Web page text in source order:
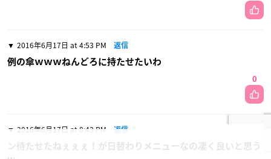
2016年6月17日 at 4:53 PM 返信
例の傘ｗｗｗねんどろに持たせたいわ
0
2016年6月17日 at 8:43 PM 返信
ン待たせたねぇぇぇ！が日替わりメニューなの凄く良いと思う